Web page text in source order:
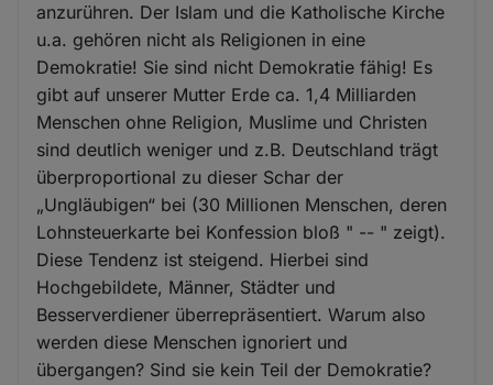
anzurühren. Der Islam und die Katholische Kirche
u.a. gehören nicht als Religionen in eine
Demokratie! Sie sind nicht Demokratie fähig! Es
gibt auf unserer Mutter Erde ca. 1,4 Milliarden
Menschen ohne Religion, Muslime und Christen
sind deutlich weniger und z.B. Deutschland trägt
überproportional zu dieser Schar der
„Ungläubigen“ bei (30 Millionen Menschen, deren
Lohnsteuerkarte bei Konfession bloß " -- " zeigt).
Diese Tendenz ist steigend. Hierbei sind
Hochgebildete, Männer, Städter und
Besserverdiener überrepräsentiert. Warum also
werden diese Menschen ignoriert und
übergangen? Sind sie kein Teil der Demokratie?